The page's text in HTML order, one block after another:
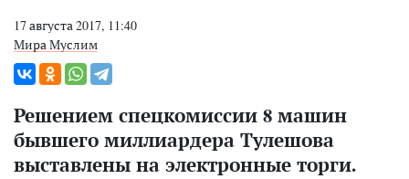
17 августа 2017, 11:40
Мира Муслим
Решением спецкомиссии 8 машин
бывшего миллиардера Тулешова
выставлены на электронные торги.